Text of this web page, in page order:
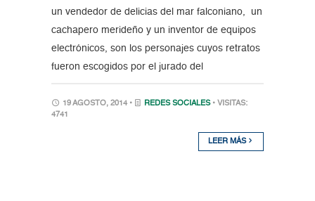
un vendedor de delicias del mar falconiano, un
cachapero merideño y un inventor de equipos
electrónicos, son los personajes cuyos retratos
fueron escogidos por el jurado del
19 AGOSTO, 2014 • REDES SOCIALES • VISITAS:
4741
LEER MÁS